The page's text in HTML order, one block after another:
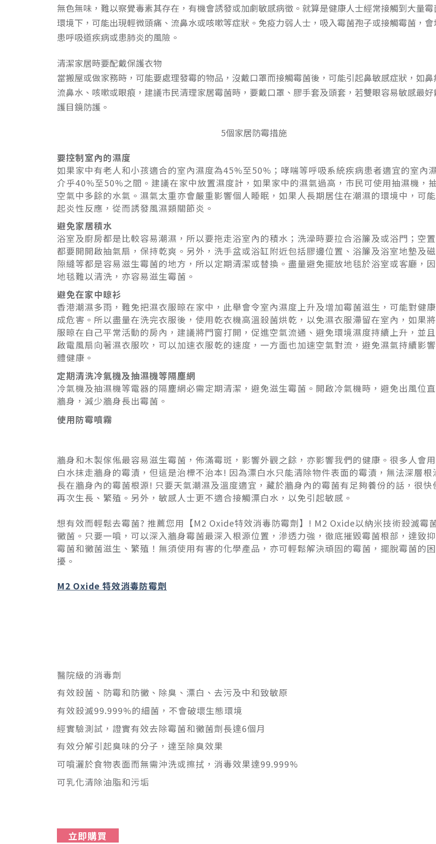
無色無味，難以察覺毒素其存在，有機會誘發或加劇敏感病徵。就算是健康人士經常接觸到大量霉
環境下，可能出現輕微頭痛、流鼻水或咳嗽等症狀。免疫力弱人士，吸入霉菌孢子或接觸霉菌，會
患呼吸道疾病或患肺炎的風險。
清潔家居時要配戴保護衣物
當搬屋或做家務時，可能要處理發霉的物品，沒戴口罩而接觸霉菌後，可能引起鼻敏感症狀，如鼻
流鼻水、咳嗽或眼痕，建議市民清理家居霉菌時，要戴口罩、膠手套及頭套，若雙眼容易敏感最好
護目鏡防護。
5個家居防霉措施
要控制室內的濕度
如果家中有老人和小孩適合的室內濕度為45%至50%；哮喘等呼吸系統疾病患者適宜的室內
介乎40%至50%之間。建議在家中放置濕度計，如果家中的濕氣過高，市民可使用抽濕機，
空氣中多餘的水氣。濕氣太重亦會嚴重影響個人睡眠，如果人長期居住在潮濕的環境中，可
起炎性反應，從而誘發風濕類關節炎。
避免家居積水
浴室及廚房都是比較容易潮濕，所以要拖走浴室內的積水；洗澡時要拉合浴簾及或浴門；空
都要開開啟抽氣扇，保持乾爽。另外，洗手盆或浴缸附近包括膠邊位置、浴簾及浴室地墊及
隙縫等都是容易滋生霉菌的地方，所以定期清潔或替換。盡量避免擺放地毯於浴室或客廳，
地毯難以清洗，亦容易滋生霉菌。
避免在家中晾衫
香港潮濕多雨，難免把濕衣服晾在家中，此舉會令室內濕度上升及增加霉菌滋生，可能對健
成危害。所以盡量在洗完衣服後，使用乾衣機高溫殺菌烘乾，以免濕衣服滯留在室內，如果
服晾在自己平常活動的房內，建議將門窗打開，促進空氣流通、避免環境濕度持續上升，並
啟電風扇向著濕衣服吹，可以加速衣服乾的速度，一方面也加速空氣對流，避免濕氣持續影
體健康。
定期清洗冷氣機及抽濕機等隔塵網
冷氣機及抽濕機等電器的隔塵網必需定期清潔，避免滋生霉菌。開啟冷氣機時，避免出風位
牆身，減少牆身長出霉菌。
使用防霉噴霧
牆身和木製傢俬最容易滋生霉菌，佈滿霉斑，影響外觀之餘，亦影響我們的健康。很多人會
白水抹走牆身的霉漬，但這是治標不治本! 因為漂白水只能清除物件表面的霉漬，無法深層根
長在牆身內的霉菌根源! 只要天氣潮濕及溫度適宜，藏於牆身內的霉菌有足夠養份的話，很快
再次生長、繁殖。另外，敏感人士更不適合接觸漂白水，以免引起敏感。
想有效而輕鬆去霉菌? 推薦您用【M2 Oxide特效消毒防霉劑】! M2 Oxide以納米技術殺滅霉
黴菌。只要一噴，可以深入牆身霉菌最深入根源位置，滲透力強，徹底摧毀霉菌根部，達致
霉菌和黴菌滋生、繁殖！無須使用有害的化學產品，亦可輕鬆解決頑固的霉菌，擺脫霉菌的困
擾。
M2 Oxide 特效消毒防霉劑
醫院級的消毒劑
有效殺菌、防霉和防黴、除臭、漂白、去污及中和致敏原
有效殺滅99.999%的細菌，不會破壞生態環境
經實驗測試，證實有效去除霉菌和黴菌劑長達6個月
有效分解引起臭味的分子，達至除臭效果
可噴灑於食物表面而無需沖洗或擦拭，消毒效果達99.999%
可乳化清除油脂和污垢
立即購買